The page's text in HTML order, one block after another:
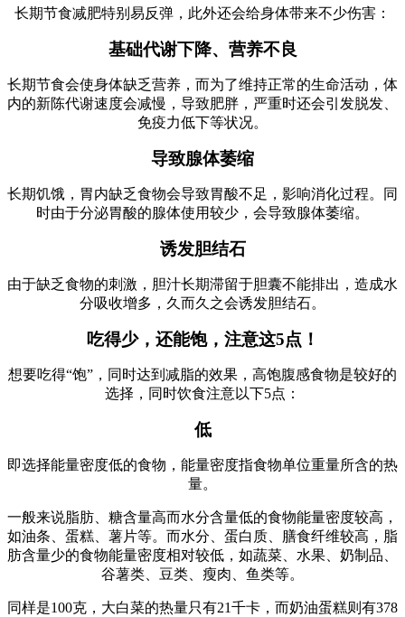
长期节食减肥特别易反弹，此外还会给身体带来不少伤害：
基础代谢下降、营养不良
长期节食会使身体缺乏营养，而为了维持正常的生命活动，体
内的新陈代谢速度会减慢，导致肥胖，严重时还会引发脱发、
免疫力低下等状况。
导致腺体萎缩
长期饥饿，胃内缺乏食物会导致胃酸不足，影响消化过程。同
时由于分泌胃酸的腺体使用较少，会导致腺体萎缩。
诱发胆结石
由于缺乏食物的刺激，胆汁长期滞留于胆囊不能排出，造成水
分吸收增多，久而久之会诱发胆结石。
吃得少，还能饱，注意这5点！
想要吃得“饱”，同时达到减脂的效果，高饱腹感食物是较好的
选择，同时饮食注意以下5点：
低
即选择能量密度低的食物，能量密度指食物单位重量所含的热
量。
一般来说脂肪、糖含量高而水分含量低的食物能量密度较高，
如油条、蛋糕、薯片等。而水分、蛋白质、膳食纤维较高，脂
肪含量少的食物能量密度相对较低，如蔬菜、水果、奶制品、
谷薯类、豆类、瘦肉、鱼类等。
同样是100克，大白菜的热量只有21千卡，而奶油蛋糕则有378